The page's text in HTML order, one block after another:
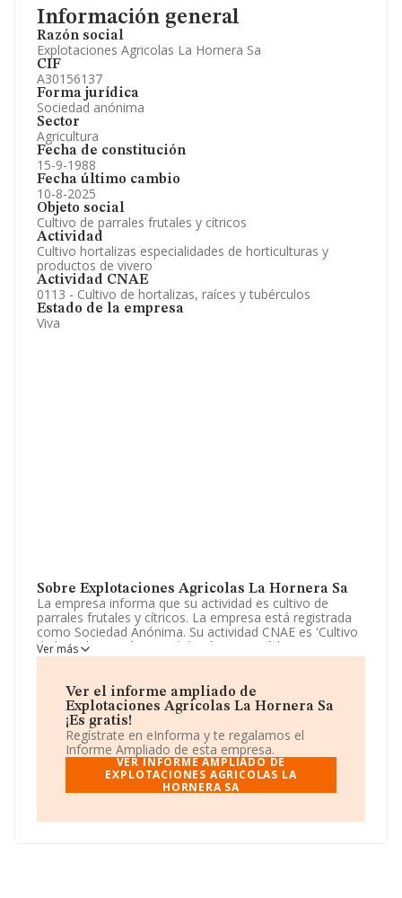
Información general
Razón social
Explotaciones Agricolas La Hornera Sa
CIF
A30156137
Forma jurídica
Sociedad anónima
Sector
Agricultura
Fecha de constitución
15-9-1988
Fecha último cambio
10-8-2025
Objeto social
Cultivo de parrales frutales y cítricos
Actividad
Cultivo hortalizas especialidades de horticulturas y
productos de vivero
Actividad CNAE
0113 - Cultivo de hortalizas, raíces y tubérculos
Estado de la empresa
Viva
Sobre Explotaciones Agricolas La Hornera Sa
La empresa informa que su actividad es cultivo de
parrales frutales y cítricos. La empresa está registrada
como Sociedad Anónima. Su actividad CNAE es 'Cultivo
de hortalizas, raíces y tubérculos' con código 0113. La
compañía no tiene actividad en mercados exteriores.
La plantilla se ha reducido un 4% y teniendo en cuenta
la información disponible en INFORMA, ha dispuesto de
un número de empleados por encima de la media de
sector.
Dentro del ranking de empresas elaborado por
INFORMA, atendiendo a los niveles de facturación,
podemos decir de la compañía que: en 2024, la
pasando del 349 al 363. Tienen mejor posición las
Ver más
Ver el informe ampliado de
Explotaciones Agricolas La Hornera Sa
¡Es gratis!
Regístrate en eInforma y te regalamos el
Informe Ampliado de esta empresa.
VER INFORME AMPLIADO DE
EXPLOTACIONES AGRICOLAS LA
HORNERA SA
Información oficial y registral complementaria.